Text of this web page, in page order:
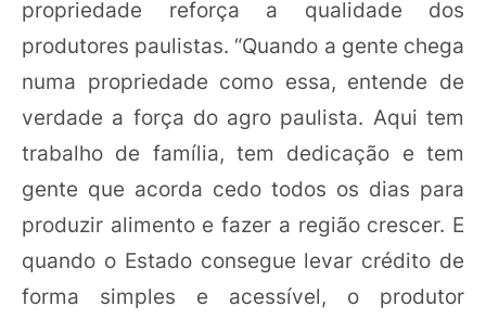
propriedade reforça a qualidade dos
produtores paulistas. “Quando a gente chega
numa propriedade como essa, entende de
verdade a força do agro paulista. Aqui tem
trabalho de família, tem dedicação e tem
gente que acorda cedo todos os dias para
produzir alimento e fazer a região crescer. E
quando o Estado consegue levar crédito de
forma simples e acessível, o produtor